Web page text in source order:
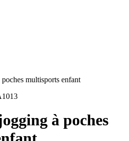
multisports enfant
à poches